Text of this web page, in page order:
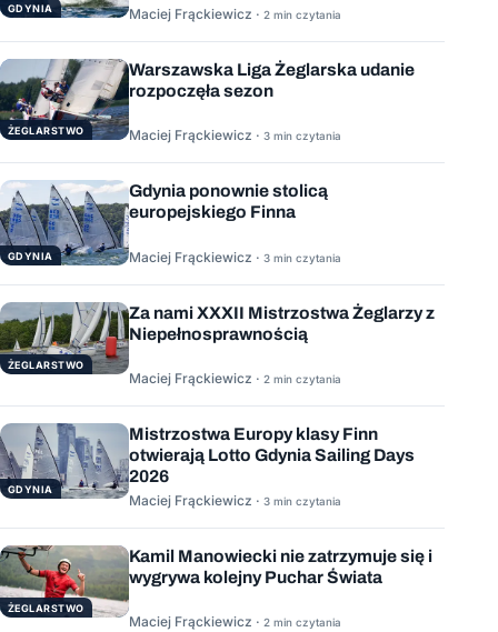
GDYNIA Maciej Frąckiewicz · 2 min czytania
ŻEGLARSTWO
Warszawska Liga Żeglarska udanie
rozpoczęła sezon
Maciej Frąckiewicz · 3 min czytania
GDYNIA
Gdynia ponownie stolicą
europejskiego Finna
Maciej Frąckiewicz · 3 min czytania
ŻEGLARSTWO
Za nami XXXII Mistrzostwa Żeglarzy z
Niepełnosprawnością
Maciej Frąckiewicz · 2 min czytania
GDYNIA
Mistrzostwa Europy klasy Finn
otwierają Lotto Gdynia Sailing Days
2026
Maciej Frąckiewicz · 3 min czytania
ŻEGLARSTWO
Kamil Manowiecki nie zatrzymuje się i
wygrywa kolejny Puchar Świata
Maciej Frąckiewicz · 2 min czytania